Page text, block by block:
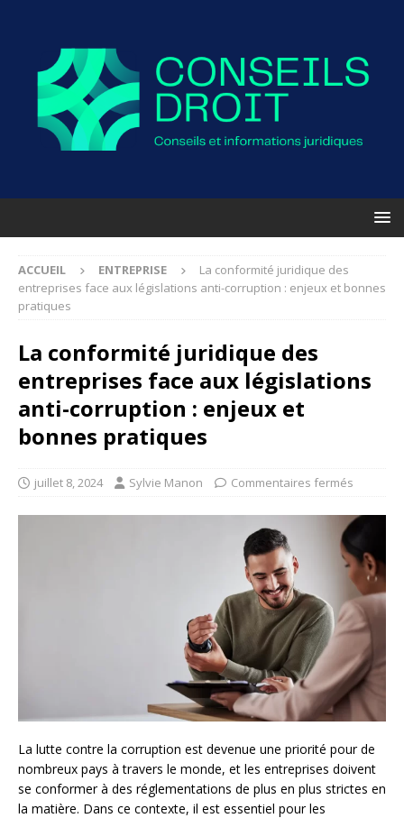
ACCUEIL ENTREPRISE
La conformité juridique des
entreprises face aux législations anti-corruption : enjeux et bonnes
pratiques
La conformité juridique des
entreprises face aux législations
anti-corruption : enjeux et
bonnes pratiques
juillet 8, 2024 Sylvie Manon Commentaires fermés
La lutte contre la corruption est devenue une priorité pour de
nombreux pays à travers le monde, et les entreprises doivent
se conformer à des réglementations de plus en plus strictes en
la matière. Dans ce contexte, il est essentiel pour les